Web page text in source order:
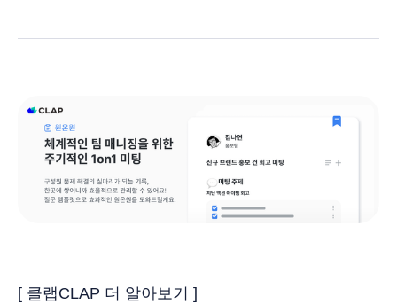
[ 클랩CLAP 더 알아보기 ]